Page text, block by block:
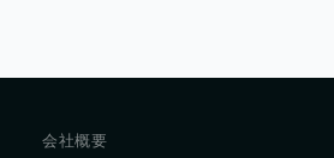
会社概要